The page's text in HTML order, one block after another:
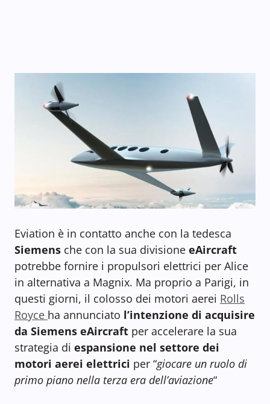
Eviation è in contatto anche con la tedesca
Siemens che con la sua divisione eAircraft
potrebbe fornire i propulsori elettrici per Alice
in alternativa a Magnix. Ma proprio a Parigi, in
questi giorni, il colosso dei motori aerei Rolls
Royce ha annunciato l’intenzione di acquisire
da Siemens eAircraft per accelerare la sua
strategia di espansione nel settore dei
motori aerei elettrici per “giocare un ruolo di
primo piano nella terza era dell’aviazione“